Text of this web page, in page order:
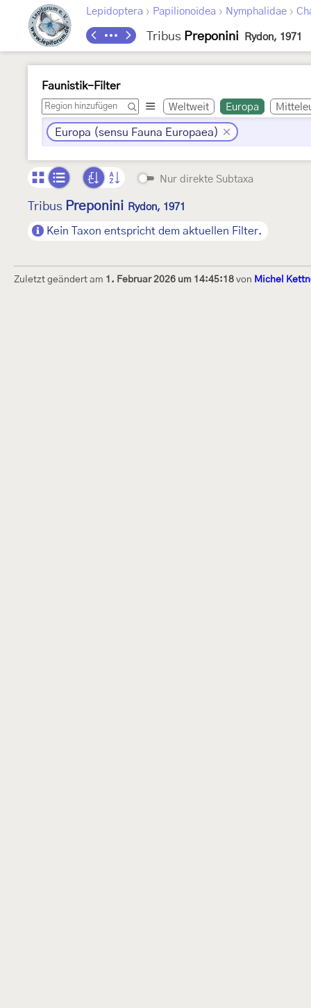
Lepidoptera › Papilionoidea › Nymphalidae ›
Tribus Preponini Rydon, 1971
Faunistik-Filter
Weltweit Europa
Europa (sensu Fauna Europaea)
Nur direkte Subtaxa
Tribus Preponini Rydon, 1971
Kein Taxon entspricht dem aktuellen Filter.
Zuletzt geändert am 1. Februar 2026 um 14:45:18 von Michel